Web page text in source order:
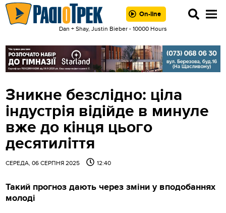
On-line
Dan + Shay, Justin Bieber - 10000 Hours
Зникне безслідно: ціла
індустрія відійде в минуле
вже до кінця цього
десятиліття
СЕРЕДА, 06 СЕРПНЯ 2025 12:40
Такий прогноз дають через зміни у вподобаннях
молоді